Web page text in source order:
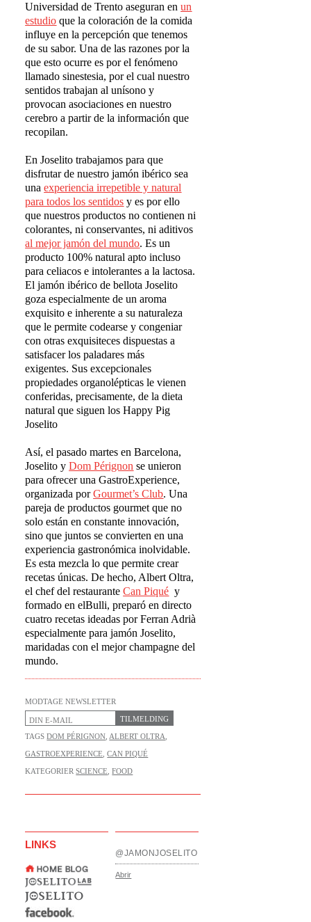
Universidad de Trento aseguran enun
estudio que la coloración de la comida
influye en la percepción que tenemos
de su sabor. Una de las razones por la
que esto ocurre es por el fenómeno
llamado sinestesia, por el cual nuestro
sentidos trabajan al unísono y
provocan asociaciones en nuestro
cerebro a partir de la información que
recopilan.
En Joselito trabajamos para que
disfrutar de nuestro jamón ibérico sea
unaexperiencia irrepetible y natural
para todos los sentidos y es por ello
que nuestros productos no contienen ni
colorantes, ni conservantes, ni aditivos
al mejor jamón del mundo. Es un
producto 100% natural apto incluso
para celiacos e intolerantes a la lactosa.
El jamón ibérico de bellota Joselito
goza especialmente de un aroma
exquisito e inherente a su naturaleza
que le permite codearse y congeniar
con otras exquisiteces dispuestas a
satisfacer los paladares más
exigentes. Sus excepcionales
propiedades organolépticas le vienen
conferidas, precisamente, de la dieta
natural que siguen los Happy Pig
Joselito
Así, el pasado martes en Barcelona,
Joselito yDom Pérignon se unieron
para ofrecer una GastroExperience,
organizada porGourmet’s Club. Una
pareja de productos gourmet que no
solo están en constante innovación,
sino que juntos se convierten en una
experiencia gastronómica inolvidable.
Es esta mezcla lo que permite crear
recetas únicas. De hecho, Albert Oltra,
el chef del restauranteCan Piqué y
formado en elBulli, preparó en directo
cuatro recetas ideadas por Ferran Adrià
especialmente para jamón Joselito,
maridadas con el mejor champagne del
mundo.
MODTAGE NEWSLETTER
TILMELDING
TAGSDOM PÉRIGNON,ALBERT OLTRA,
GASTROEXPERIENCE,CAN PIQUÉ
KATEGORIERSCIENCE,FOOD
LINKS
@JAMONJOSELITO
Abrir